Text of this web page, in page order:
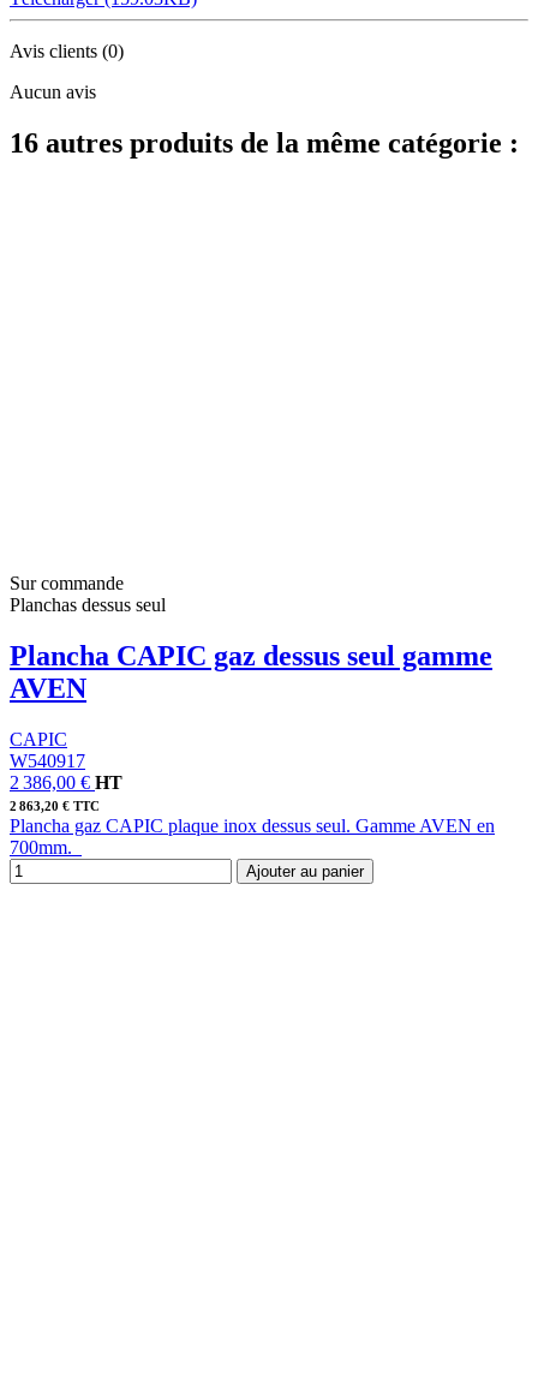
Avis clients (0)
Aucun avis
16 autres produits de la même catégorie :
Sur commande
Planchas dessus seul
Plancha CAPIC gaz dessus seul gamme
AVEN
CAPIC
W540917
2 386,00 € HT
2 863,20 € TTC
Plancha gaz CAPIC plaque inox dessus seul. Gamme AVEN en
700mm.
Ajouter au panier